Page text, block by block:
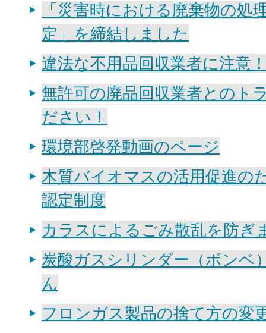
「災害時における廃棄物の処
定」を締結しました
違法な不用品回収業者に注意
無許可の廃品回収業者とのト
ださい！
環境部啓発動画のページ
木質バイオマスの活用促進の
認定制度
カラスによるごみ散乱を防ぎ
炭酸ガスシリンダー（ボンベ
ん
フロンガス製品の捨て方の変